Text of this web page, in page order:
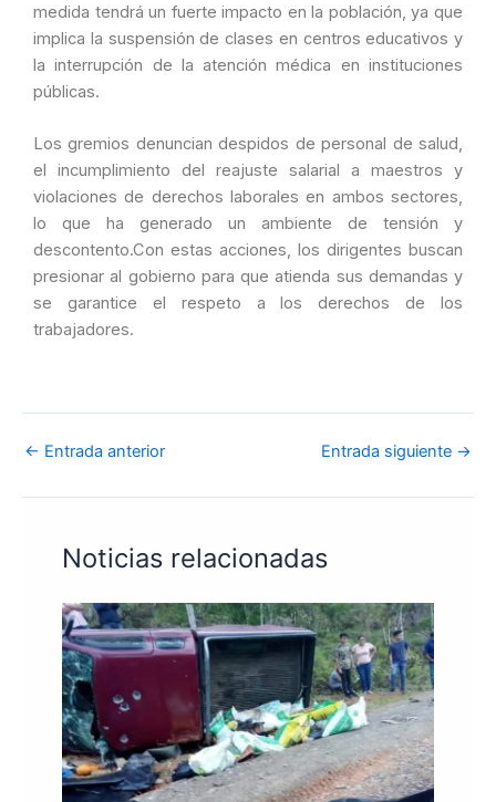
medida tendrá un fuerte impacto en la población, ya que
implica la suspensión de clases en centros educativos y
la interrupción de la atención médica en instituciones
públicas.
Los gremios denuncian despidos de personal de salud,
el incumplimiento del reajuste salarial a maestros y
violaciones de derechos laborales en ambos sectores,
lo que ha generado un ambiente de tensión y
descontento.Con estas acciones, los dirigentes buscan
presionar al gobierno para que atienda sus demandas y
se garantice el respeto a los derechos de los
trabajadores.
← Entrada anterior Entrada siguiente →
Noticias relacionadas